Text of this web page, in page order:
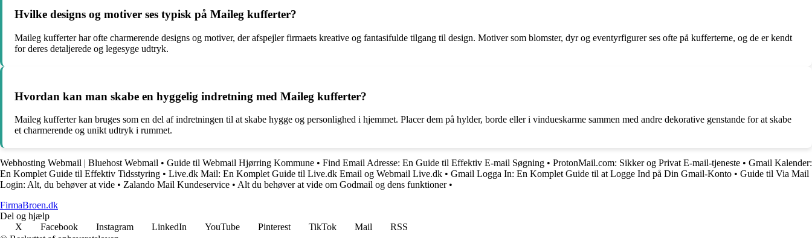
Hvilke designs og motiver ses typisk på Maileg kufferter?
Maileg kufferter har ofte charmerende designs og motiver, der afspejler firmaets kreative og fantasifulde tilgang til design. Motiver som blomster, dyr og eventyrfigurer ses ofte på kufferterne, og de er kendt
for deres detaljerede og legesyge udtryk.
Hvordan kan man skabe en hyggelig indretning med Maileg kufferter?
Maileg kufferter kan bruges som en del af indretningen til at skabe hygge og personlighed i hjemmet. Placer dem på hylder, borde eller i vindueskarme sammen med andre dekorative genstande for at skabe
et charmerende og unikt udtryk i rummet.
Webhosting Webmail | Bluehost Webmail • Guide til Webmail Hjørring Kommune • Find Email Adresse: En Guide til Effektiv E-mail Søgning • ProtonMail.com: Sikker og Privat E-mail-tjeneste • Gmail Kalender:
En Komplet Guide til Effektiv Tidsstyring • Live.dk Mail: En Komplet Guide til Live.dk Email og Webmail Live.dk • Gmail Logga In: En Komplet Guide til at Logge Ind på Din Gmail-Konto • Guide til Via Mail
Login: Alt, du behøver at vide • Zalando Mail Kundeservice • Alt du behøver at vide om Godmail og dens funktioner•
FirmaBroen.dk
Del og hjælp
X
Facebook Instagram LinkedIn YouTube Pinterest TikTok Mail
RSS